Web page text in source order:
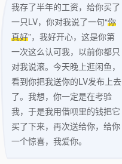
我存了半年的工资，给你买了
一只LV，你对我说了一句“你
真好”，我好开心，这是你第
一次这么认可我，以前你都只
对我说滚。今天晚上逛闲鱼，
看到你把我送你的LV发布上去
了。我想，你一定是在考验
我，于是我用借呗里的钱把它
买了下来，再次送给你，给你
一个惊喜，我爱你。